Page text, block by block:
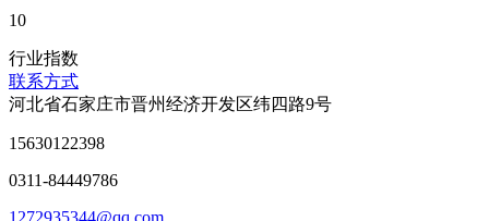
10
行业指数
联系方式
河北省石家庄市晋州经济开发区纬四路9号
15630122398
0311-84449786
1272935344@qq.com